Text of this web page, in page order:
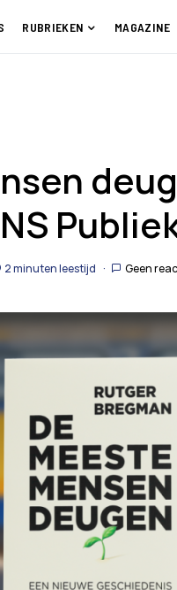
RUBRIEKEN MAGAZINE
2 minuten leestijd Geen